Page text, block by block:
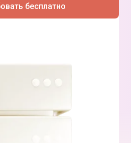
бесплатно